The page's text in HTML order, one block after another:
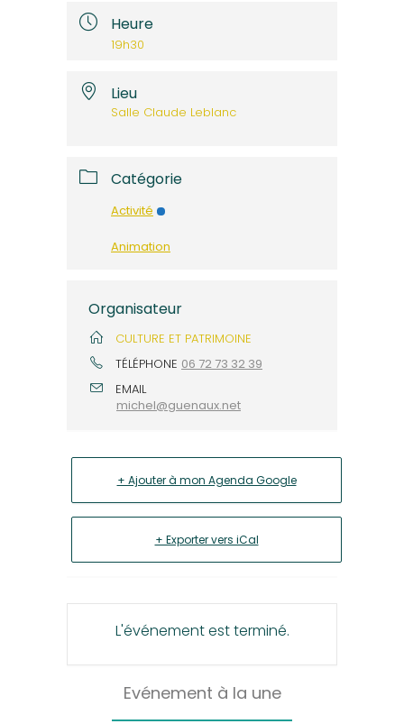
Heure
19h30
Lieu
Salle Claude Leblanc
Catégorie
Activité
Animation
Organisateur
CULTURE ET PATRIMOINE
TÉLÉPHONE 06 72 73 32 39
EMAIL
michel@guenaux.net
+ Ajouter à mon Agenda Google
+ Exporter vers iCal
L'événement est terminé.
Evénement à la une